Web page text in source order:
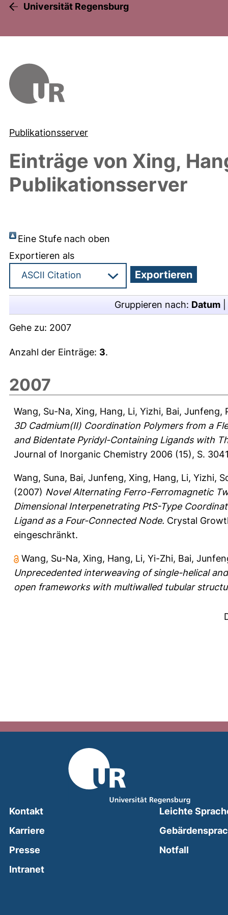
Universität Regensburg
Publikationsserver
Einträge von Xing,
Publikationsserver
Eine Stufe nach oben
Exportieren als
Gruppieren nach: Datum
Gehe zu: 2007
Anzahl der Einträge: 3.
2007
Wang, Su-Na, Xing, Hang, Li, Yizhi, Bai, Junfeng,
3D Cadmium(II) Coordination Polymers from a
and Bidentate Pyridyl-Containing Ligands with
Journal of Inorganic Chemistry 2006 (15), S.
Wang, Suna, Bai, Junfeng, Xing, Hang, Li, Yizhi,
(2007) Novel Alternating Ferro-Ferromagnetic
Dimensional Interpenetrating PtS-Type
Ligand as a Four-Connected Node. Crystal
eingeschränkt.
Wang, Su-Na, Xing, Hang, Li, Yi-Zhi, Bai,
Unprecedented interweaving of single-helical
open frameworks with multiwalled tubular
Kontakt
Karriere
Presse
Intranet(external link, opens in a new window)
Leichte
Notfall